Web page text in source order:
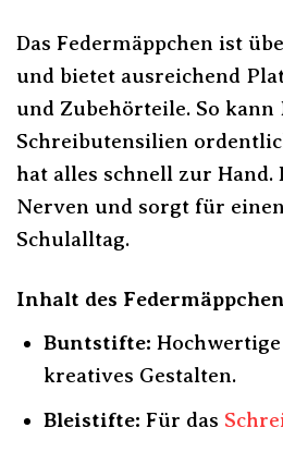
Das Federmäppchen ist
und bietet ausreichend
und Zubehörteile. So
Schreibutensilien
hat alles schnell zur Hand.
Nerven und sorgt für
Schulalltag.
Inhalt des
Buntstifte:
kreatives Gestalten.
Bleistifte: Für das